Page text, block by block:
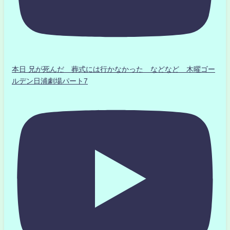
本日 兄が死んだ 葬式には行かなかった などなど 木曜ゴー
ルデン日浦劇場パート7